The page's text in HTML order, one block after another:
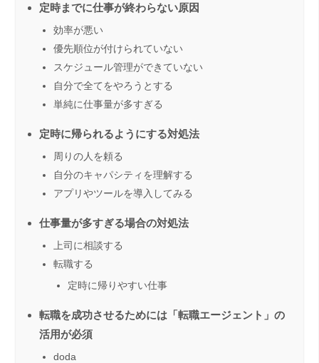
定時までに仕事が終わらない原因
効率が悪い
優先順位が付けられていない
スケジュール管理ができていない
自分で全てをやろうとする
単純に仕事量が多すぎる
定時に帰られるようにする対処法
周りの人を頼る
自分のキャパシティを理解する
アプリやツールを導入してみる
仕事量が多すぎる場合の対処法
上司に相談する
転職する
定時に帰りやすい仕事
転職を成功させるためには「転職エージェント」の
活用が必須
doda